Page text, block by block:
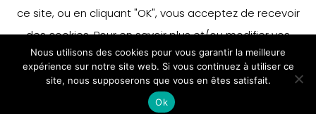
ce site, ou en cliquant "OK", vous acceptez de recevoir
des cookies. Pour en savoir plus et/ou modifier vos
préférences en matière de cookies, merci de vous référer
à notre politique sur les cookies.
Accepter
En savoir plus
Nous utilisons des cookies pour vous garantir la meilleure
expérience sur notre site web. Si vous continuez à utiliser ce
site, nous supposerons que vous en êtes satisfait.
Ok